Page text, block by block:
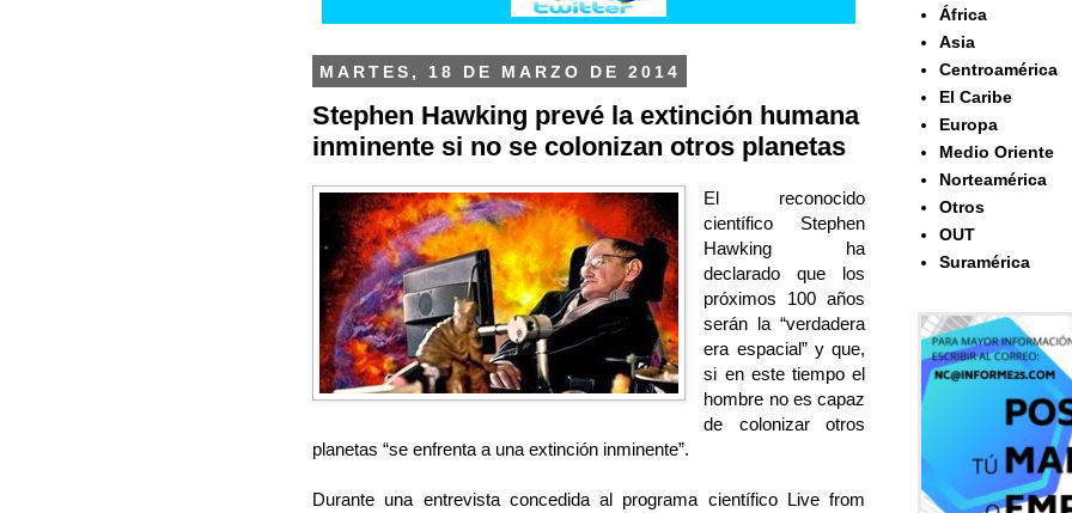
MARTES, 18 DE MARZO DE 2014
Stephen Hawking prevé la extinción humana
inminente si no se colonizan otros planetas
El reconocido
científico Stephen
Hawking ha
declarado que los
próximos 100 años
serán la “verdadera
era espacial” y que,
si en este tiempo el
hombre no es capaz
de colonizar otros
planetas “se enfrenta a una extinción inminente”.
Durante una entrevista concedida al programa científico Live from
África
Asia
Centroamérica
El Caribe
Europa
Medio Oriente
Norteamérica
Otros
OUT
Suramérica